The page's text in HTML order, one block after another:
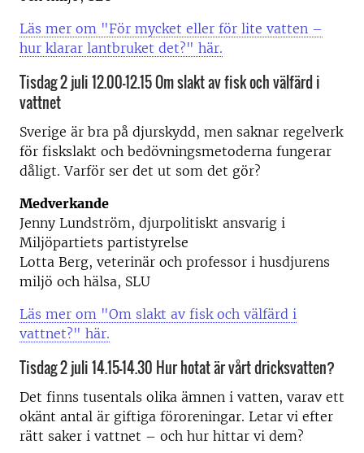
Läs mer om "För mycket eller för lite vatten –
hur klarar lantbruket det?" här.
Tisdag 2 juli 12.00-12.15 Om slakt av fisk och välfärd i
vattnet
Sverige är bra på djurskydd, men saknar regelverk
för fiskslakt och bedövningsmetoderna fungerar
dåligt. Varför ser det ut som det gör?
Medverkande
Jenny Lundström, djurpolitiskt ansvarig i
Miljöpartiets partistyrelse
Lotta Berg, veterinär och professor i husdjurens
miljö och hälsa, SLU
Läs mer om "Om slakt av fisk och välfärd i
vattnet?" här.
Tisdag 2 juli 14.15-14.30 Hur hotat är vårt dricksvatten?
Det finns tusentals olika ämnen i vatten, varav ett
okänt antal är giftiga föroreningar. Letar vi efter
rätt saker i vattnet – och hur hittar vi dem?